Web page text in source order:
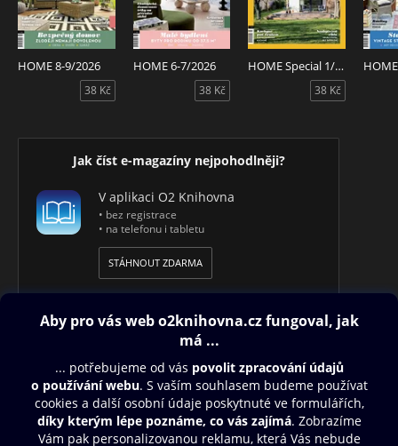
HOME 8-9/2026
38 Kč
HOME 6-7/2026
38 Kč
HOME Special 1/2026
38 Kč
Jak číst e-magazíny nejpohodlněji?
V aplikaci O2 Knihovna
• bez registrace
• na telefonu i tabletu
STÁHNOUT ZDARMA
Obsah ke stažení
Moje O2 Knihovna